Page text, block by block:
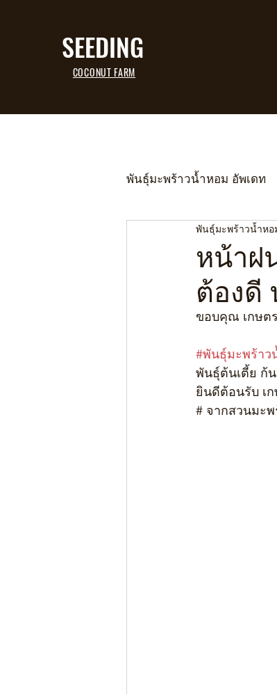
SEEDING
COCONUT FARM
พันธุ์มะพร้าวน้ำหอม อัพเดท
หน้าฝ
ต้องดี
พันธุ์มะพร้าวน้ำห
ขอบคุณ เกษต
#พันธุ์มะพร้าว
พันธุ์ต้นเตี้ย ก้
ยินดีต้อนรับ เ
# จากสวนมะ